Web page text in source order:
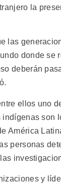
la
las
donde se
deberán
ellos uno
son
América
personas
y